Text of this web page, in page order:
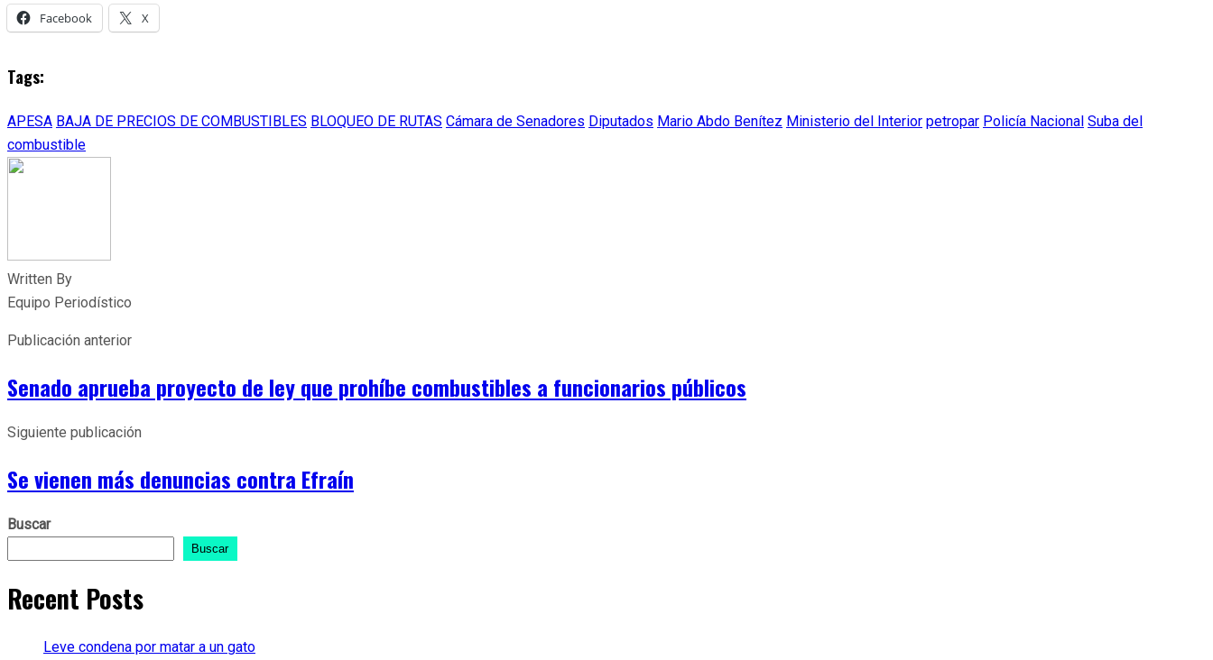
Facebook X
Tags:
APESA BAJA DE PRECIOS DE COMBUSTIBLES BLOQUEO DE RUTAS Cámara de Senadores Diputados Mario Abdo Benítez Ministerio del Interior petropar Policía Nacional Suba del
combustible
Written By
Equipo Periodístico
Publicación anterior
Senado aprueba proyecto de ley que prohíbe combustibles a funcionarios públicos
Siguiente publicación
Se vienen más denuncias contra Efraín
Buscar
Buscar
Recent Posts
Leve condena por matar a un gato